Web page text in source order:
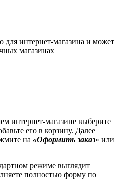
для интернет-магазина и может
магазинах
интернет-магазине выберите
его в корзину. Далее
на «Оформить заказ» или
режиме выглядит
полностью форму по